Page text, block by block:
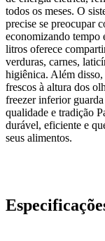
todos os meses. O
precise se preocupar
economizando tempo
litros oferece
verduras, carnes,
higiênica. Além
frescos à altura dos
freezer inferior
qualidade e tradição
durável, eficiente e
seus alimentos.